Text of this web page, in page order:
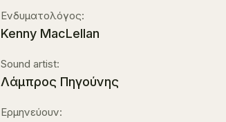
Ενδυματολόγος:
Kenny MacLellan
Sound artist:
Λάμπρος Πηγούνης
Ερμηνεύουν: